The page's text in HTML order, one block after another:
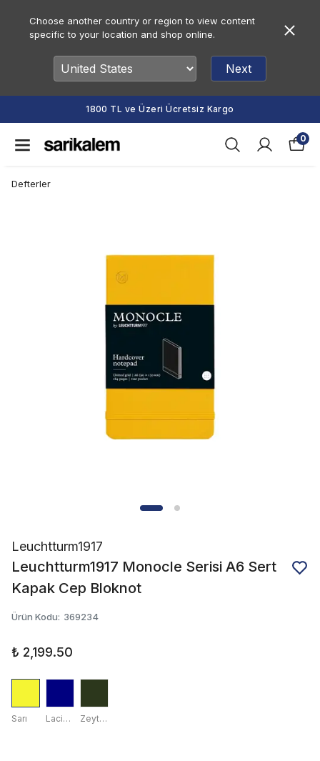
Choose another country or region to view content
specific to your location and shop online.
Next
1800 TL ve Üzeri Ücretsiz Kargo
0
Defterler
Leuchtturm1917
Leuchtturm1917 Monocle Serisi A6 Sert
Kapak Cep Bloknot
Ürün Kodu: 369234
₺ 2,199.50
Sarı Lacivert Zeytin Yeşili